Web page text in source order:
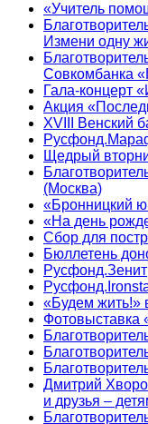
«Учитель
Измени одну
Совкомбанка
Гала-концерт
Акция
XVIII Венский
Щедрый
(Москва)
«Бронницкий
«На день
Сбор для
Бюллетень
Русфонд.Зенит
«Будем жить!»
Фотовыставка
Дмитрий
и друзья –